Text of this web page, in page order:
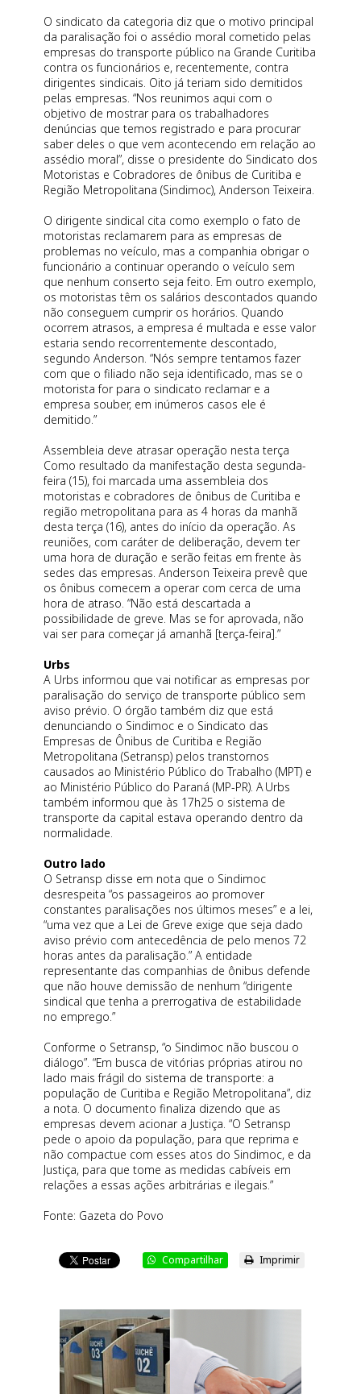
O sindicato da categoria diz que o motivo principal
da paralisação foi o assédio moral cometido pelas
empresas do transporte público na Grande Curitiba
contra os funcionários e, recentemente, contra
dirigentes sindicais. Oito já teriam sido demitidos
pelas empresas. “Nos reunimos aqui com o
objetivo de mostrar para os trabalhadores
denúncias que temos registrado e para procurar
saber deles o que vem acontecendo em relação ao
assédio moral”, disse o presidente do Sindicato dos
Motoristas e Cobradores de ônibus de Curitiba e
Região Metropolitana (Sindimoc), Anderson Teixeira.
O dirigente sindical cita como exemplo o fato de
motoristas reclamarem para as empresas de
problemas no veículo, mas a companhia obrigar o
funcionário a continuar operando o veículo sem
que nenhum conserto seja feito. Em outro exemplo,
os motoristas têm os salários descontados quando
não conseguem cumprir os horários. Quando
ocorrem atrasos, a empresa é multada e esse valor
estaria sendo recorrentemente descontado,
segundo Anderson. “Nós sempre tentamos fazer
com que o filiado não seja identificado, mas se o
motorista for para o sindicato reclamar e a
empresa souber, em inúmeros casos ele é
demitido.”
Assembleia deve atrasar operação nesta terça
Como resultado da manifestação desta segunda-
feira (15), foi marcada uma assembleia dos
motoristas e cobradores de ônibus de Curitiba e
região metropolitana para as 4 horas da manhã
desta terça (16), antes do início da operação. As
reuniões, com caráter de deliberação, devem ter
uma hora de duração e serão feitas em frente às
sedes das empresas. Anderson Teixeira prevê que
os ônibus comecem a operar com cerca de uma
hora de atraso. “Não está descartada a
possibilidade de greve. Mas se for aprovada, não
vai ser para começar já amanhã [terça-feira].”
Urbs
A Urbs informou que vai notificar as empresas por
paralisação do serviço de transporte público sem
aviso prévio. O órgão também diz que está
denunciando o Sindimoc e o Sindicato das
Empresas de Ônibus de Curitiba e Região
Metropolitana (Setransp) pelos transtornos
causados ao Ministério Público do Trabalho (MPT) e
ao Ministério Público do Paraná (MP-PR). A Urbs
também informou que às 17h25 o sistema de
transporte da capital estava operando dentro da
normalidade.
Outro lado
O Setransp disse em nota que o Sindimoc
desrespeita “os passageiros ao promover
constantes paralisações nos últimos meses” e a lei,
“uma vez que a Lei de Greve exige que seja dado
aviso prévio com antecedência de pelo menos 72
horas antes da paralisação.” A entidade
representante das companhias de ônibus defende
que não houve demissão de nenhum “dirigente
sindical que tenha a prerrogativa de estabilidade
no emprego.”
Conforme o Setransp, “o Sindimoc não buscou o
diálogo”. “Em busca de vitórias próprias atirou no
lado mais frágil do sistema de transporte: a
população de Curitiba e Região Metropolitana”, diz
a nota. O documento finaliza dizendo que as
empresas devem acionar a Justiça. “O Setransp
pede o apoio da população, para que reprima e
não compactue com esses atos do Sindimoc, e da
Justiça, para que tome as medidas cabíveis em
relações a essas ações arbitrárias e ilegais.”
Fonte: Gazeta do Povo
Compartilhar Imprimir